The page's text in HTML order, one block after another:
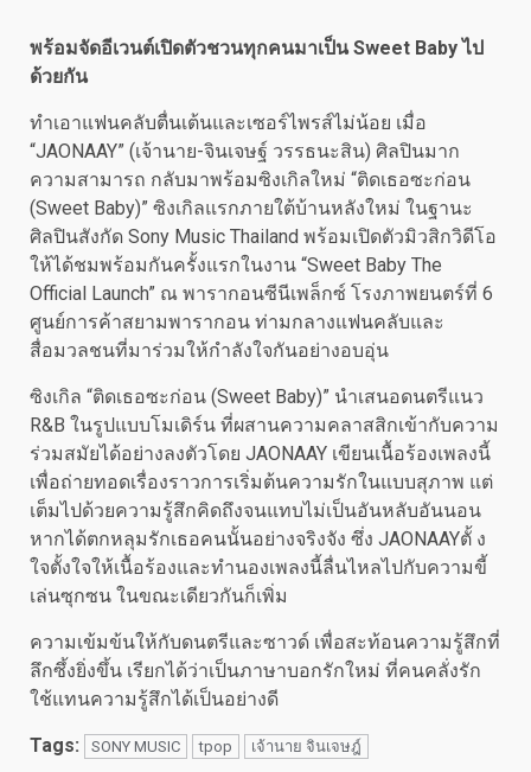
พร้อมจัดอีเวนต์เปิดตัวชวนทุกคนมาเป็น Sweet Babyไป
ด้วยกัน
ทำเอาแฟนคลับตื่นเต้นและเซอร์ไพรส์ไม่น้อย เมื่อ
“JAONAAY” (เจ้านาย-จินเจษฐ์ วรรธนะสิน) ศิลปินมาก
ความสามารถ กลับมาพร้อมซิงเกิลใหม่ “ติดเธอซะก่อน
(Sweet Baby)” ซิงเกิลแรกภายใต้บ้านหลังใหม่ ในฐานะ
ศิลปินสังกัด Sony Music Thailand พร้อมเปิดตัวมิวสิกวิดีโอ
ให้ได้ชมพร้อมกันครั้งแรกในงาน “Sweet Baby The
Official Launch” ณ พารากอนซีนีเพล็กซ์ โรงภาพยนตร์ที่ 6
ศูนย์การค้าสยามพารากอน ท่ามกลางแฟนคลับและ
สื่อมวลชนที่มาร่วมให้กำลังใจกันอย่างอบอุ่น
ซิงเกิล “ติดเธอซะก่อน (Sweet Baby)” นำเสนอดนตรีแนว
R&B ในรูปแบบโมเดิร์น ที่ผสานความคลาสสิกเข้ากับความ
ร่วมสมัยได้อย่างลงตัวโดย JAONAAY เขียนเนื้อร้องเพลงนี้
เพื่อถ่ายทอดเรื่องราวการเริ่มต้นความรักในแบบสุภาพ แต่
เต็มไปด้วยความรู้สึกคิดถึงจนแทบไม่เป็นอันหลับอันนอน
หากได้ตกหลุมรักเธอคนนั้นอย่างจริงจัง ซึ่ง JAONAAYตั้ ง
ใจตั้งใจให้เนื้อร้องและทำนองเพลงนี้ลื่นไหลไปกับความขี้
เล่นซุกซน ในขณะเดียวกันก็เพิ่ม
ความเข้มข้นให้กับดนตรีและซาวด์ เพื่อสะท้อนความรู้สึกที่
ลึกซึ้งยิ่งขึ้น เรียกได้ว่าเป็นภาษาบอกรักใหม่ ที่คนคลั่งรัก
ใช้แทนความรู้สึกได้เป็นอย่างดี
Tags: SONY MUSIC tpop เจ้านาย จินเจษฎ์